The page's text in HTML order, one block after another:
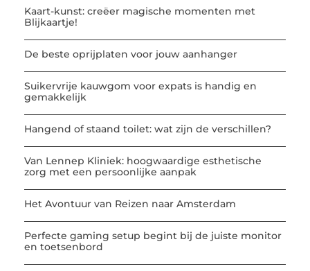
Kaart-kunst: creëer magische momenten met
Blijkaartje!
De beste oprijplaten voor jouw aanhanger
Suikervrije kauwgom voor expats is handig en
gemakkelijk
Hangend of staand toilet: wat zijn de verschillen?
Van Lennep Kliniek: hoogwaardige esthetische
zorg met een persoonlijke aanpak
Het Avontuur van Reizen naar Amsterdam
Perfecte gaming setup begint bij de juiste monitor
en toetsenbord